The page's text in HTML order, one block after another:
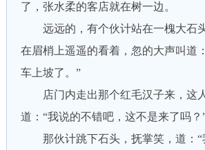
了，张水柔的客店就在树一边。
远远的，有个伙计站在一槐大石
在眉梢上遥遥的看着，忽的大声叫道
车上坡了。”
店门内走出那个红毛汉子来，这人
道：“我说的不错吧，这不是来了吗？
那伙计跳下石头，抚掌笑，道：“